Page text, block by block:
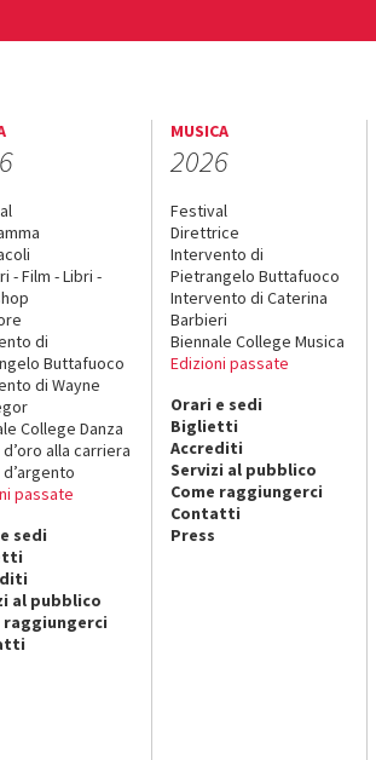
- Film - Libri -
di
Buttafuoco
di Wayne
College Danza
alla carriera
passate
sedi
al pubblico
raggiungerci
MUSICA
2026
Festival
Direttrice
Intervento di
Pietrangelo Buttafuoco
Intervento di Caterina
Barbieri
Biennale College Musica
Edizioni passate
Orari e sedi
Biglietti
Accrediti
Servizi al pubblico
Come raggiungerci
Contatti
Press